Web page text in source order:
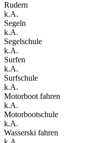
Rudern
k.A.
Segeln
k.A.
Segelschule
k.A.
Surfen
k.A.
Surfschule
k.A.
Motorboot fahren
k.A.
Motorbootschule
k.A.
Wasserski fahren